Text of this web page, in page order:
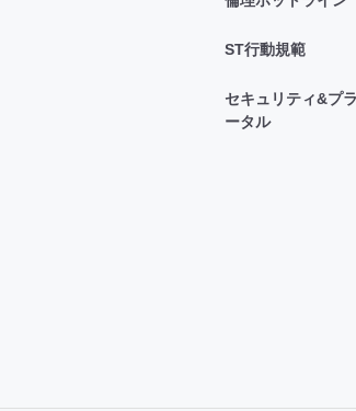
ST行動規範
セキュリティ&プ
ータル